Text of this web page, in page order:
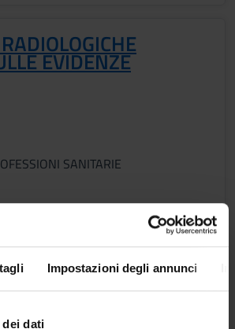
Impostazioni degli annunci
dei dati
EVIDENZE
SANITARIE